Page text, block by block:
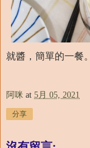
就醬，簡單的一餐。
阿咪 at 5月 05, 2021
分享